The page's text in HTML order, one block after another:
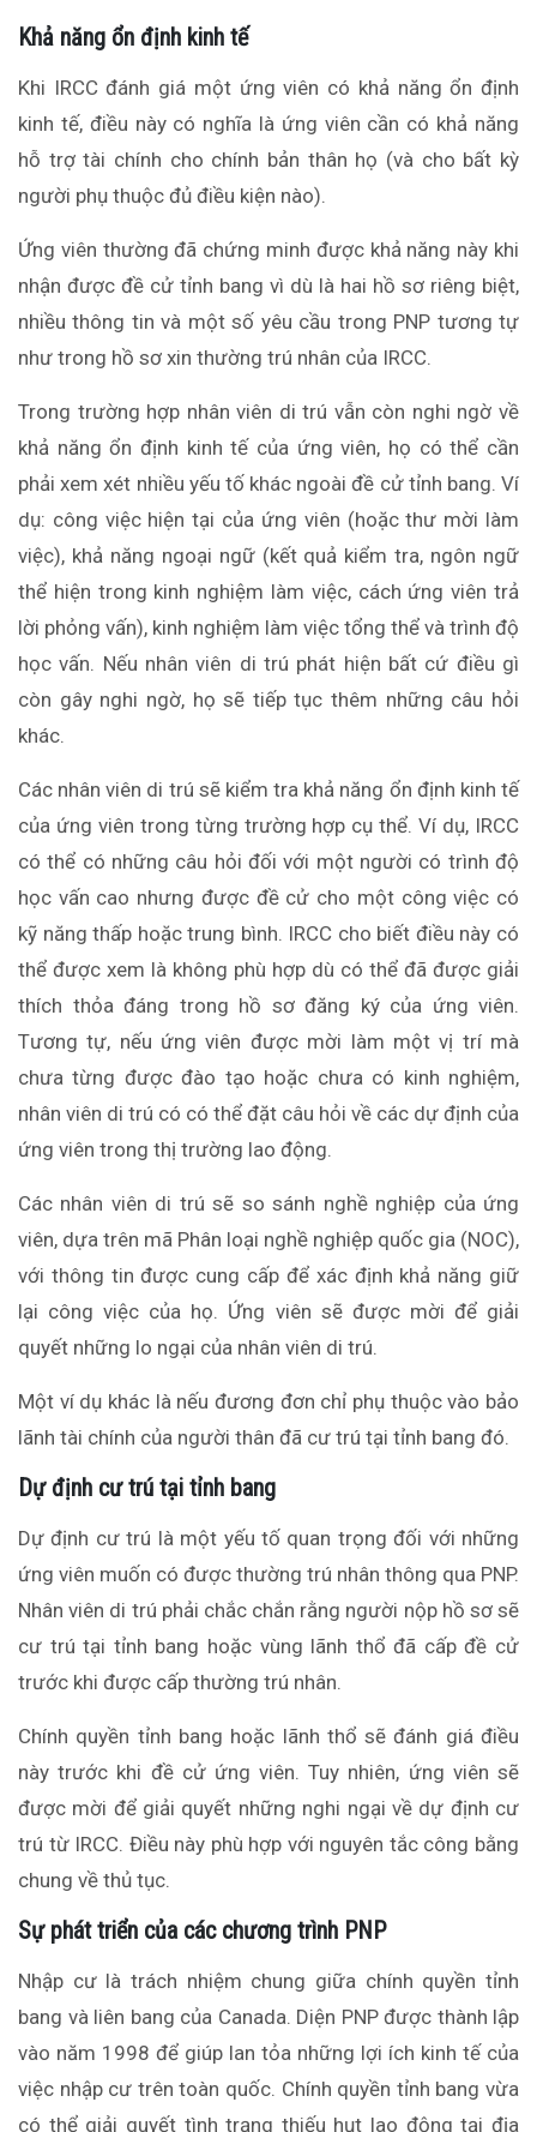
Khả năng ổn định kinh tế
Khi IRCC đánh giá một ứng viên có khả năng ổn định
kinh tế, điều này có nghĩa là ứng viên cần có khả năng
hỗ trợ tài chính cho chính bản thân họ (và cho bất kỳ
người phụ thuộc đủ điều kiện nào).
Ứng viên thường đã chứng minh được khả năng này khi
nhận được đề cử tỉnh bang vì dù là hai hồ sơ riêng biệt,
nhiều thông tin và một số yêu cầu trong PNP tương tự
như trong hồ sơ xin thường trú nhân của IRCC.
Trong trường hợp nhân viên di trú vẫn còn nghi ngờ về
khả năng ổn định kinh tế của ứng viên, họ có thể cần
phải xem xét nhiều yếu tố khác ngoài đề cử tỉnh bang. Ví
dụ: công việc hiện tại của ứng viên (hoặc thư mời làm
việc), khả năng ngoại ngữ (kết quả kiểm tra, ngôn ngữ
thể hiện trong kinh nghiệm làm việc, cách ứng viên trả
lời phỏng vấn), kinh nghiệm làm việc tổng thể và trình độ
học vấn. Nếu nhân viên di trú phát hiện bất cứ điều gì
còn gây nghi ngờ, họ sẽ tiếp tục thêm những câu hỏi
khác.
Các nhân viên di trú sẽ kiểm tra khả năng ổn định kinh tế
của ứng viên trong từng trường hợp cụ thể. Ví dụ, IRCC
có thể có những câu hỏi đối với một người có trình độ
học vấn cao nhưng được đề cử cho một công việc có
kỹ năng thấp hoặc trung bình. IRCC cho biết điều này có
thể được xem là không phù hợp dù có thể đã được giải
thích thỏa đáng trong hồ sơ đăng ký của ứng viên.
Tương tự, nếu ứng viên được mời làm một vị trí mà
chưa từng được đào tạo hoặc chưa có kinh nghiệm,
nhân viên di trú có có thể đặt câu hỏi về các dự định của
ứng viên trong thị trường lao động.
Các nhân viên di trú sẽ so sánh nghề nghiệp của ứng
viên, dựa trên mã Phân loại nghề nghiệp quốc gia (NOC),
với thông tin được cung cấp để xác định khả năng giữ
lại công việc của họ. Ứng viên sẽ được mời để giải
quyết những lo ngại của nhân viên di trú.
Một ví dụ khác là nếu đương đơn chỉ phụ thuộc vào bảo
lãnh tài chính của người thân đã cư trú tại tỉnh bang đó.
Dự định cư trú tại tỉnh bang
Dự định cư trú là một yếu tố quan trọng đối với những
ứng viên muốn có được thường trú nhân thông qua PNP.
Nhân viên di trú phải chắc chắn rằng người nộp hồ sơ sẽ
cư trú tại tỉnh bang hoặc vùng lãnh thổđã cấpđề cử
trước khi được cấp thường trú nhân.
Chính quyền tỉnh bang hoặc lãnh thổ sẽ đánh giá điều
này trước khi đề cử ứng viên. Tuy nhiên, ứng viên sẽ
được mời để giải quyết những nghi ngại về dự định cư
trú từIRCC. Điều này phù hợp với nguyên tắc công bằng
chung về thủ tục.
Sự phát triển của các chương trình PNP
Nhập cư là trách nhiệm chung giữa chính quyền tỉnh
bang và liên bang của Canada. Diện PNP được thành lập
vào năm 1998 để giúp lan tỏa những lợi ích kinh tế của
việc nhập cư trên toàn quốc. Chính quyền tỉnh bang vừa
có thể giải quyết tình trạng thiếu hụt lao động tại địa